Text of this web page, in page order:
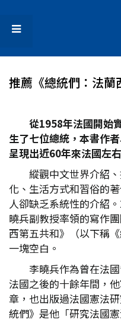
推薦《總統們：法蘭
從1958年法國開始
生了七位總統，本書作
呈現出近60年來法國左
縱觀中文世界介紹
化、生活方式和習俗的
人卻缺乏系統性的介紹
曉兵副教授率領的寫作
西第五共和》（以下稱
一塊空白。
李曉兵作為曾在法
法國之後的十餘年間，
章，也出版過法國憲法
統們》是他「研究法國